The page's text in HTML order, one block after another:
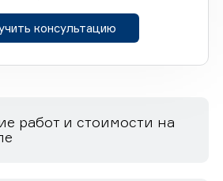
консультацию
работ и стоимости на